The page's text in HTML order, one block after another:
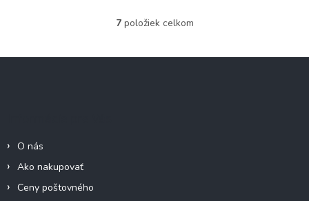
O
l
7položiek celkom
O nás
Ako nakupovať
Ceny poštovného